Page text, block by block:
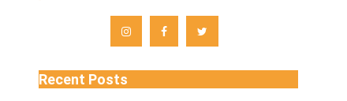
Recent Posts